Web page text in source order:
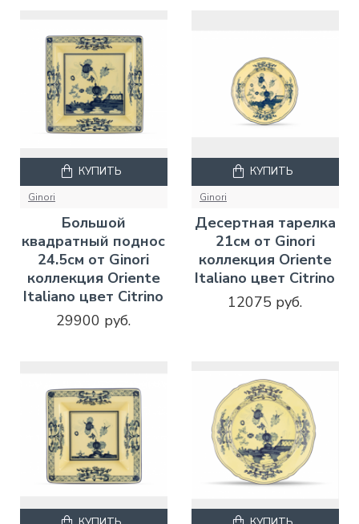
Ginori
Большой
квадратный поднос
24.5см от Ginori
коллекция Oriente
Italiano цвет Citrino
29900 руб.
КУПИТЬ
Ginori
Десертная тарелка
21см от Ginori
коллекция Oriente
Italiano цвет Citrino
12075 руб.
КУПИТЬ